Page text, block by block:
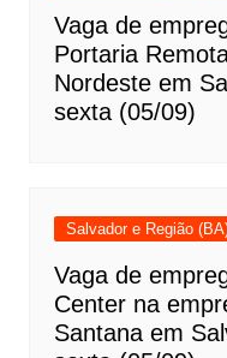
Vaga de
Portaria
Nordeste em
sexta (05/09)
Salvador e Região
Vaga de
Center na
Santana em